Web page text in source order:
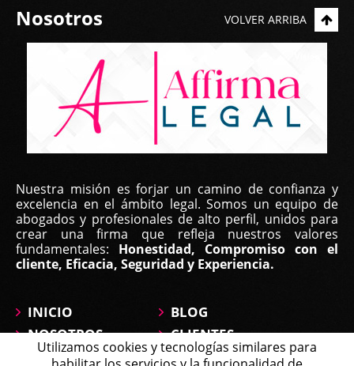
Nosotros
Nuestra misión es forjar un camino de confianza y
excelencia en el ámbito legal. Somos un equipo de
abogados y profesionales de alto perfil, unidos para
crear una firma que refleja nuestros valores
fundamentales: Honestidad, Compromiso con el
cliente, Eficacia, Seguridad y Experiencia.
VOLVER ARRIBA
INICIO
NOSOTROS
ÁREAS DE
BLOG
CLIENTES
CONTÁCTANOS
Utilizamos cookies y tecnologías similares para